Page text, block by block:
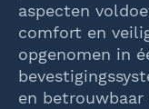
aspecten
comfort en
opgenomen in
en